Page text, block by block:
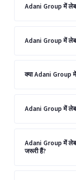
Adani Group में
Adani Group में
क्या Adani Group
Adani Group में
Adani Group में
जरूरी हैं?